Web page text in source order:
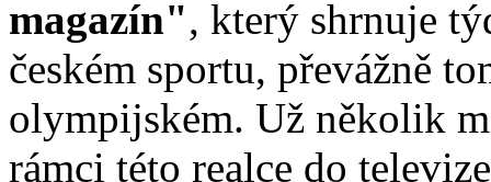
magazín", který shrnuje
českém sportu, převážně
olympijském. Už několik
rámci této realce do